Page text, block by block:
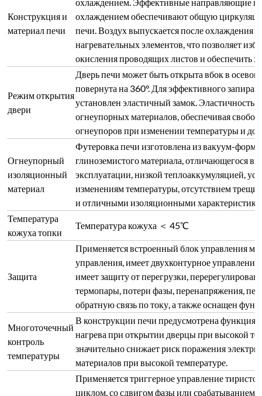
кожуха топки
Температура кожуха ＜ 45℃
Применяется встроенный блок управления
управления, имеет двухконтурное
имеет защиту от перегрузки,
термопары, потери фазы, перенапряжения,
обратную связь по току, а также оснащен
Многоточечный
В конструкции печи предусмотрена функция
нагрева при открытии дверцы при высокой
значительно снижает риск поражения
материалов при высокой температуре.
Безопасный
Применяется триггерное управление
циклом, со сдвигом фазы или срабатыванием
Выходное напряжение, ток или мощность
постоянное напряжение, постоянный ток или
петля является внутренней, а петля
внезапно прикладывается или ток нагрузки
выходной ток регулятора напряжения
номинального диапазона тока, чтобы
регулятора. В то же время контур напряжения
ограничивая выходной ток регулятора в
поддерживая стабильные выходные ток и
регулировки. Это защищает нагревательные
воздействия тока и напряжения, обеспечивая
и высокую точность регулирования.
Установлен интеллектуальный регулятор
режимами регулирования, такими как
искусственным интеллектом (APID) и MPT.